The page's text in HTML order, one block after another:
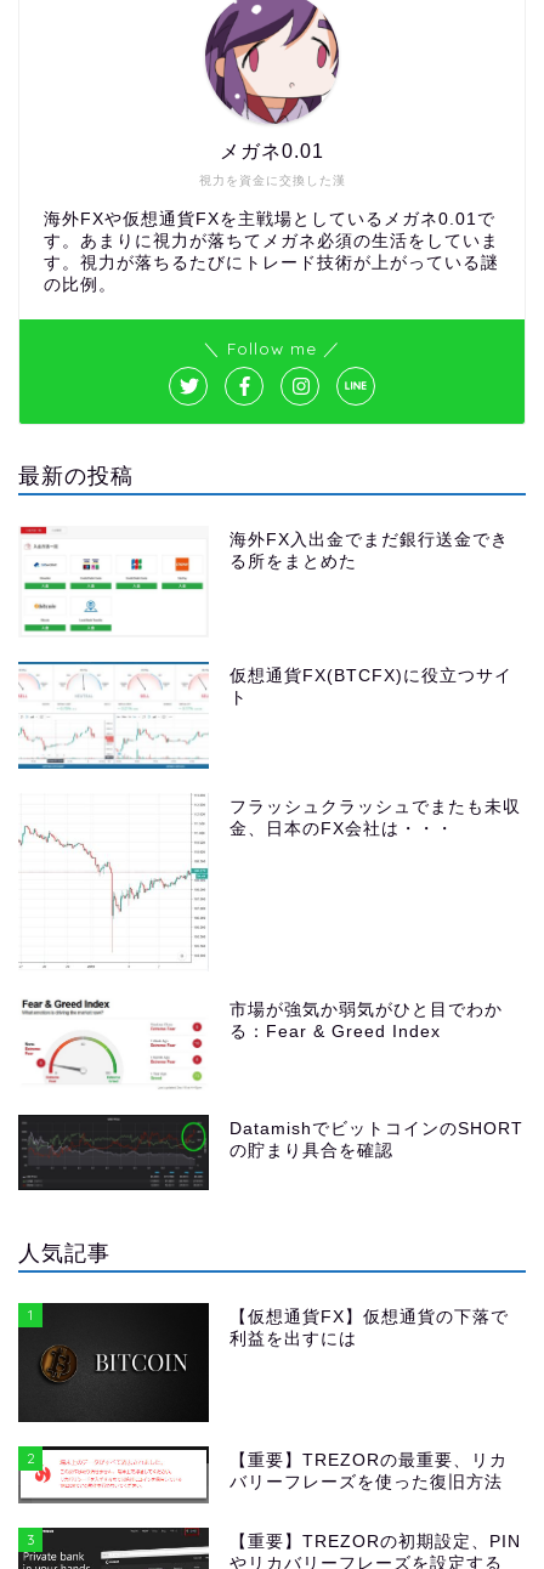
視力を資金に交換した漢
メガネ0.01
海外FXや仮想通貨FXを主戦場としているメガネ0.01で
す。あまりに視力が落ちてメガネ必須の生活をしていま
す。視力が落ちるたびにトレード技術が上がっている謎
の比例。
＼ Follow me ／
最新の投稿
海外FX入出金でまだ銀行送金でき
る所をまとめた
仮想通貨FX(BTCFX)に役立つサイ
ト
フラッシュクラッシュでまたも未収
金、日本のFX会社は・・・
市場が強気か弱気がひと目でわか
る：Fear & Greed Index
DatamishでビットコインのSHORT
の貯まり具合を確認
人気記事
1
【仮想通貨FX】仮想通貨の下落で
利益を出すには
2
【重要】TREZORの最重要、リカ
バリーフレーズを使った復旧方法
3
【重要】TREZORの初期設定、PIN
やリカバリーフレーズを設定する